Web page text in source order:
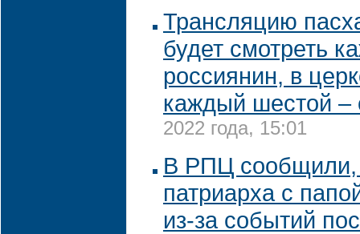
Трансляцию
будет смотреть
россиянин, в
каждый шестой –
2022 года, 15:01
В РПЦ сообщили,
патриарха с
из-за событий